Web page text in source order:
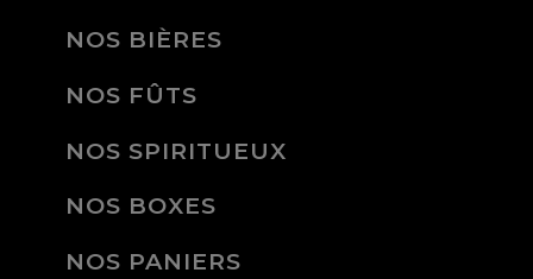
NOS BIÈRES
NOS FÛTS
NOS SPIRITUEUX
NOS BOXES
NOS PANIERS